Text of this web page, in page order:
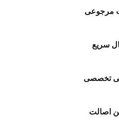
مرجوعی
سریع
تخصصی
اصالت